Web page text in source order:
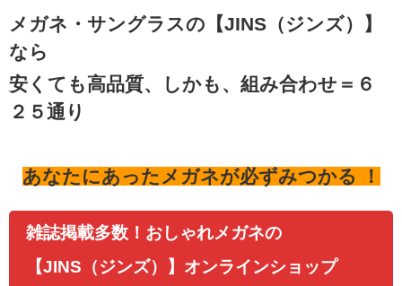
メガネ・サングラスの【JINS（ジンズ）】
なら
安くても高品質、しかも、 組み合わせ＝６
２５通り
あなたにあったメガネが必ずみつかる ！
雑誌掲載多数！おしゃれメガネの
【JINS（ジンズ）】オンラインショップ